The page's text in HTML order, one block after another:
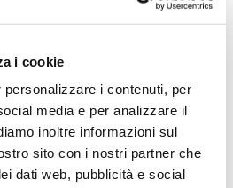
i cookie
i contenuti, per
media e per analizzare il
inoltre informazioni sul
sito con i nostri partner che
dati web, pubblicità e social